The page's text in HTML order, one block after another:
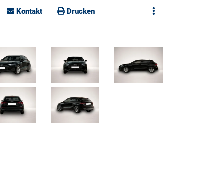
Kontakt Drucken